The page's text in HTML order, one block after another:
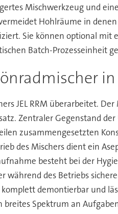
Mischwerkzeug und
Hohlräume in
Sie können optional
Batch-Prozesseinheit
JEL RRM überarbeitet.
Zentraler Gegenstand
zusammengesetzten
des Mischers dient ein
besteht bei der
während des Betriebs
demontierbar und
breites Spektrum an